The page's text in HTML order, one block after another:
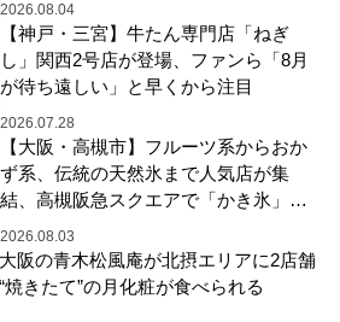
2026.08.04
【神戸・三宮】牛たん専門店「ねぎ
し」関西2号店が登場、ファンら「8月
が待ち遠しい」と早くから注目
2026.07.28
【大阪・高槻市】フルーツ系からおか
ず系、伝統の天然氷まで人気店が集
結、高槻阪急スクエアで「かき氷」祭
り
2026.08.03
阪の青木松風庵が北摂エリアに2店舗
きたて”の月化粧が食べられる